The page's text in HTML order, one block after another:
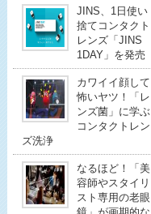
JINS、1日使い
捨てコンタクト
レンズ「JINS
1DAY」を発売
カワイイ顔して
怖いヤツ！「レ
ンズ菌」に学ぶ
コンタクトレン
ズ洗浄
なるほど！「美
容師やスタイリ
スト専用の老眼